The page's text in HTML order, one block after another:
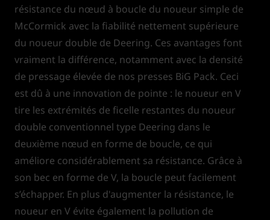
résistance du nœud à boucle du noueur simple de
McCormick avec la fiabilité nettement supérieure
du noueur double de Deering. Ces avantages font
vraiment la différence, notamment avec la densité
de pressage élevée de nos presses BiG Pack. Ceci
est dû à une innovation de pointe : le noueur en V
tire les extrémités de ficelle restantes du noueur
double conventionnel type Deering dans le
deuxième nœud en forme de boucle, ce qui
améliore considérablement sa résistance. Grâce à
son bec en forme de V, la boucle peut facilement
s’échapper. En plus d'augmenter la résistance, le
noueur en V évite également la pollution de